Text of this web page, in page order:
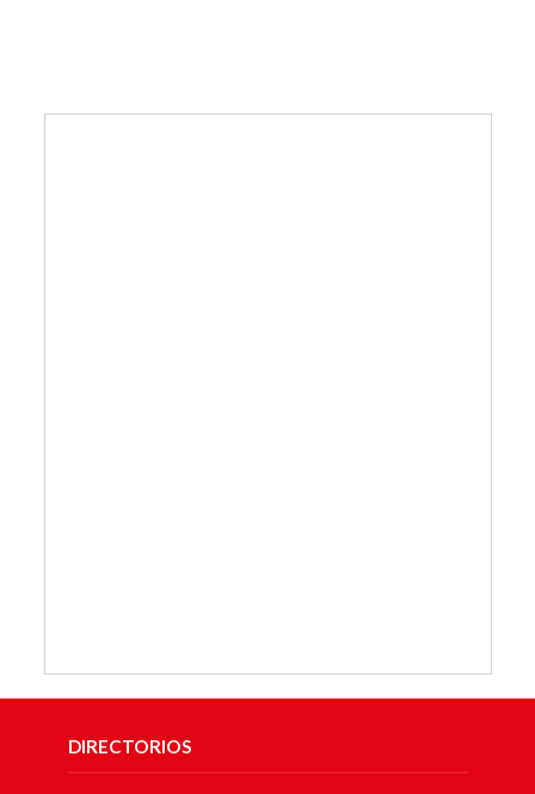
DIRECTORIOS